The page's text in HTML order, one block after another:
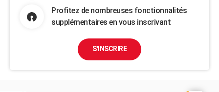
Profitez de nombreuses fonctionnalités
supplémentaires en vous inscrivant
S'INSCRIRE